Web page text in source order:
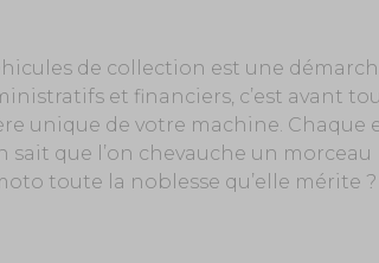
de collection est une
et financiers, c’est avant
unique de votre machine. Chaque
que l’on chevauche un morceau
toute la noblesse qu’elle mérite ?